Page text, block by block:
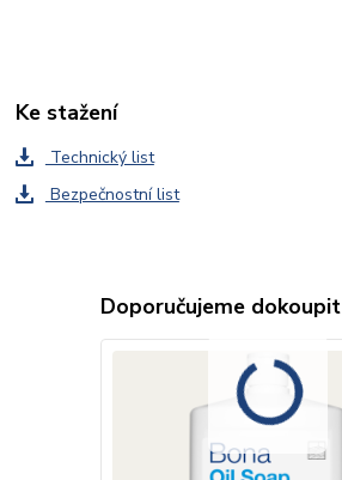
Ke stažení
Technický list
Bezpečnostní list
Doporučujeme dokoupit